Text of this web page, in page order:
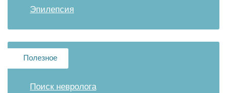
Эпилепсия
Полезное
Поиск невролога